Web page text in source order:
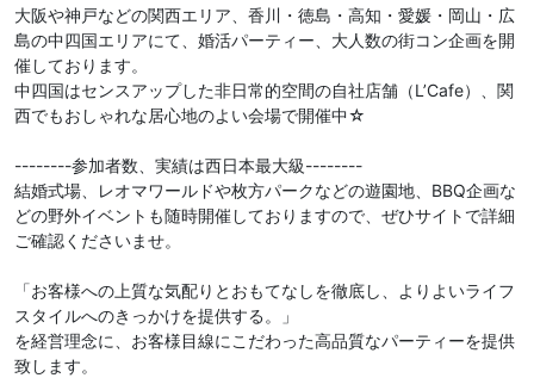
大阪や神戸などの関西エリア、香川・徳島・高知・愛媛・岡山・広
島の中四国エリアにて、婚活パーティー、大人数の街コン企画を開
催しております。
中四国はセンスアップした非日常的空間の自社店舗（L’Cafe）、関
西でもおしゃれな居心地のよい会場で開催中☆
--------参加者数、実績は西日本最大級--------
結婚式場、レオマワールドや枚方パークなどの遊園地、BBQ企画な
どの野外イベントも随時開催しておりますので、ぜひサイトで詳細
ご確認くださいませ。
「お客様への上質な気配りとおもてなしを徹底し、よりよいライフ
スタイルへのきっかけを提供する。」
を経営理念に、お客様目線にこだわった高品質なパーティーを提供
致します。